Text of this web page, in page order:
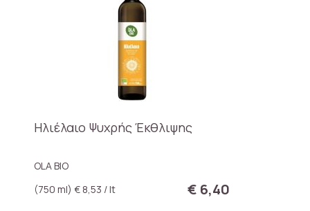
Ηλιέλαιο Ψυχρής Έκθλιψης
OLA BIO
(750 ml) € 8,53 / lt
€ 6,40